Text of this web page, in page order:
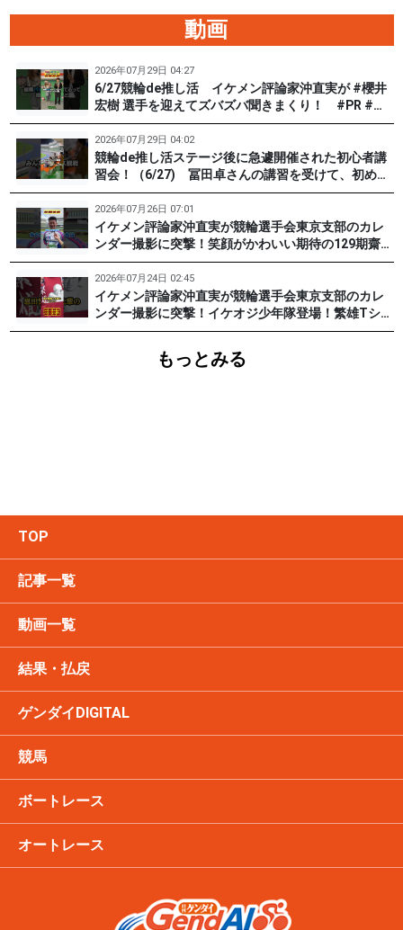
動画
2026年07月29日 04:27
6/27競輪de推し活 イケメン評論家沖直実が #櫻井
宏樹 選手を迎えてズバズバ聞きまくり！ #PR #松
戸けいりん #和田健太郎
2026年07月29日 04:02
競輪de推し活ステージ後に急遽開催された初心者講
習会！（6/27) 冨田卓さんの講習を受けて、初めて
チャレンジした女子たち。果たして…？ #PR #松戸
けいりん #和田健太郎 #沖直実
2026年07月26日 07:01
イケメン評論家沖直実が競輪選手会東京支部のカレ
ンダー撮影に突撃！笑顔がかわいい期待の129期齋藤
宏樹選手登場！ #pr #松戸けいりん
2026年07月24日 02:45
イケメン評論家沖直実が競輪選手会東京支部のカレ
ンダー撮影に突撃！イケオジ少年隊登場！繁雄Tシャ
ツへの思いとは？ #PR #松戸けいりん #川口満広 #
浦山一栄 #市川健太
もっとみる
TOP
記事一覧
動画一覧
結果・払戻
ゲンダイDIGITAL
競馬
ボートレース
オートレース